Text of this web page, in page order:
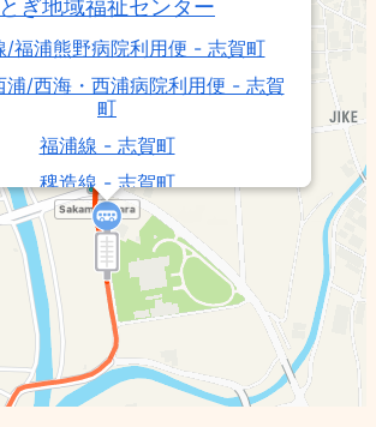
とぎ地域福祉センター
/福浦熊野病院利用便 - 志賀町
浦/西海・西浦病院利用便 - 志賀
町
福浦線 - 志賀町
稗造線 - 志賀町